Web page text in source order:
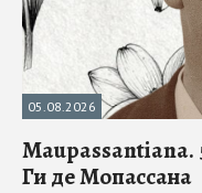
05.08.2026
Maupassantiana.
Ги де Мопассана